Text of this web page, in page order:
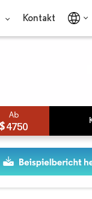
Kontakt
4750